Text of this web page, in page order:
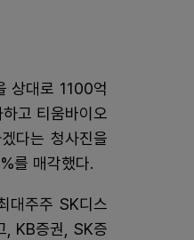
상대로 1100억
고 티움바이오
다는 청사진을
를 매각했다.
대주주 SK디스
, KB증권, SK증